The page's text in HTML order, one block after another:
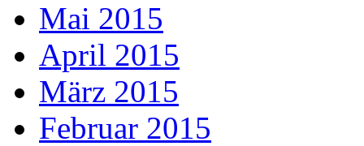
Mai 2015
April 2015
März 2015
Februar 2015